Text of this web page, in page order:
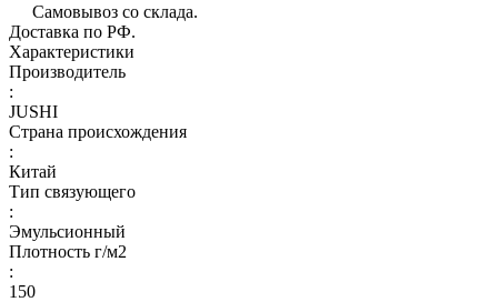
Самовывоз со склада.
Доставка по РФ.
Характеристики
Производитель
:
JUSHI
Страна происхождения
:
Китай
Тип связующего
:
Эмульсионный
Плотность г/м2
:
150